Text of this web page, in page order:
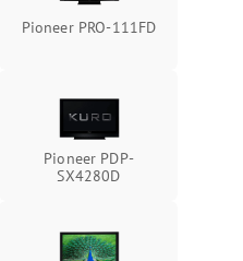
Pioneer PRO-111FD
Pioneer PDP-
SX4280D